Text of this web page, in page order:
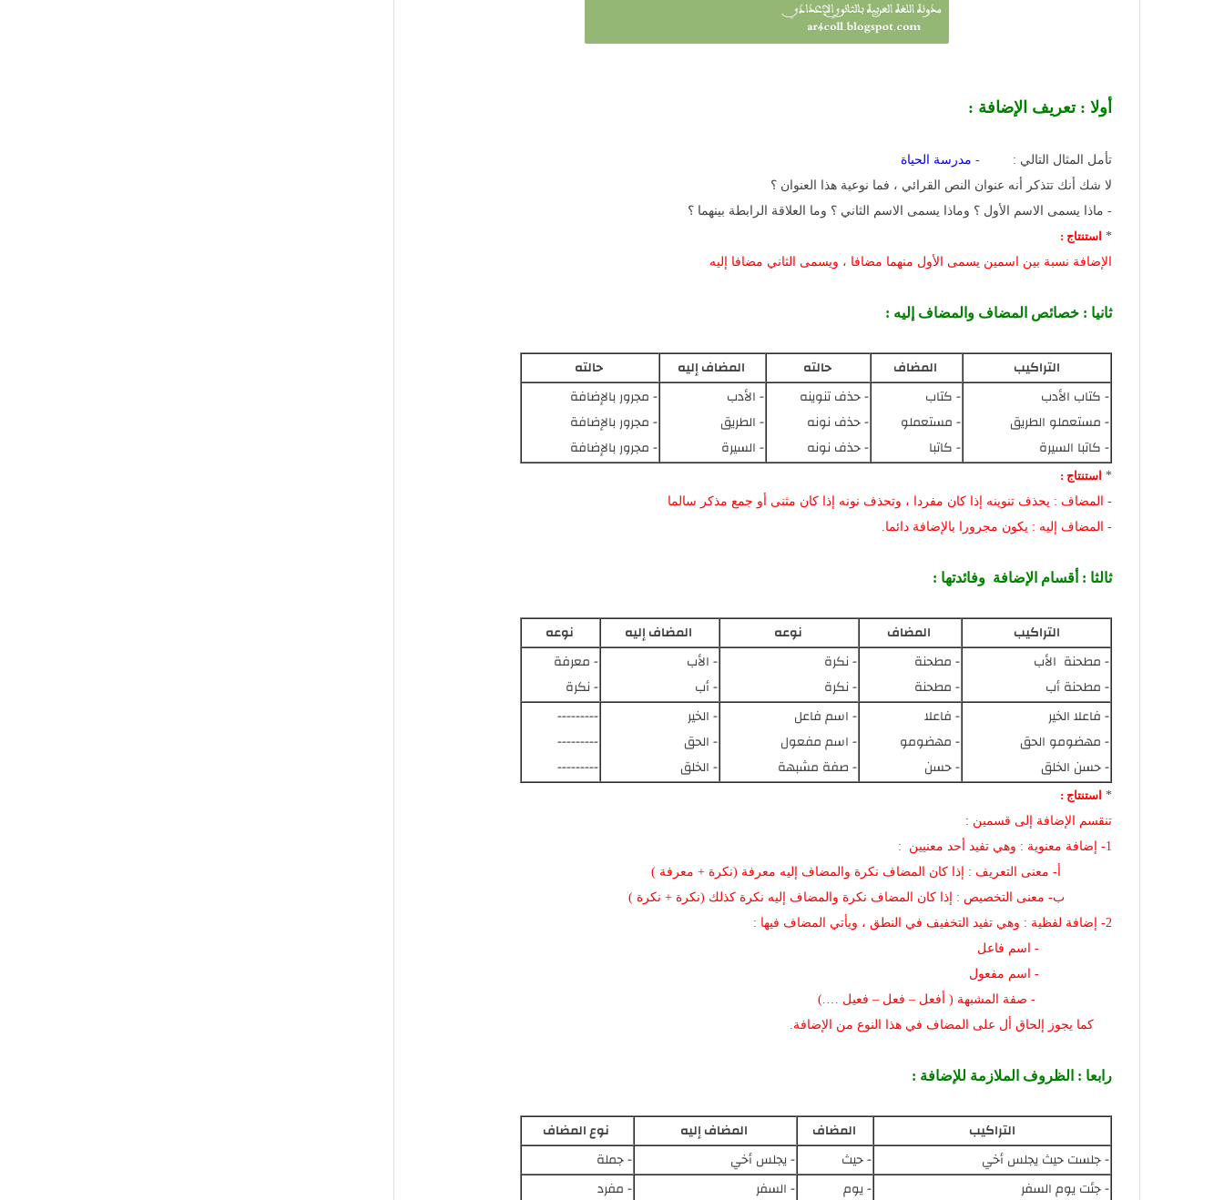
أولا : تعريف الإضافة :
تأمل المثال التالي : - مدرسة الحياة
لا شك أنك تتذكر أنه عنوان النص القرائي ، فما نوعية هذا العنوان ؟
- ماذا يسمى الاسم الأول ؟ وماذا يسمى الاسم الثاني ؟ وما العلاقة الرابطة بينهما ؟
* استنتاج :
الإضافة نسبة بين اسمين يسمى الأول منهما مضافا ، ويسمى الثاني مضافا إليه
ثانيا : خصائص المضاف والمضاف إليه :
التراكيب المضاف حالته المضاف إليه
حالته
- كتاب الأدب
- مستعملو الطريق
- كاتبا السيرة
- كتاب
- مستعملو
- كاتبا
- حذف تنوينه
- حذف نونه
- حذف نونه
- الأدب
- الطريق
- السيرة
- مجرور بالإضافة
- مجرور بالإضافة
- مجرور بالإضافة
* استنتاج :
- المضاف : يحذف تنوينه إذا كان مفردا ، وتحذف نونه إذا كان مثنى أو جمع مذكر سالما
- المضاف إليه : يكون مجرورا بالإضافة دائما.
ثالثا : أقسام الإضافة وفائدتها :
التراكيب المضاف نوعه المضاف إليه
نوعه
- مطحنة الأب
- مطحنة أب
- مطحنة
- مطحنة
- نكرة
- نكرة
- الأب
- أب
- معرفة
- نكرة
- فاعلا الخير
- مهضومو الحق
- حسن الخلق
- فاعلا
- مهضومو
- حسن
- اسم فاعل
- اسم مفعول
- صفة مشبهة
- الخير
- الحق
- الخلق
---------
---------
---------
* استنتاج :
تنقسم الإضافة إلى قسمين :
1- إضافة معنوية : وهي تفيد أحد معنيين :
أ- معنى التعريف : إذا كان المضاف نكرة والمضاف إليه معرفة (نكرة + معرفة )
ب- معنى التخصيص : إذا كان المضاف نكرة والمضاف إليه نكرة كذلك (نكرة + نكرة )
2- إضافة لفظية : وهي تفيد التخفيف في النطق ، ويأتي المضاف فيها :
- اسم فاعل
- اسم مفعول
- صفة المشبهة ( أفعل – فعل – فعيل ….)
كما يجوز إلحاق أل على المضاف في هذا النوع من الإضافة.
رابعا : الظروف الملازمة للإضافة :
التراكيب المضاف المضاف إليه
نوع المضاف
- جلست حيث يجلس أخي
- حيث - يجلس أخي
- جملة
- جئت يوم السفر
- يوم - السفر - مفرد